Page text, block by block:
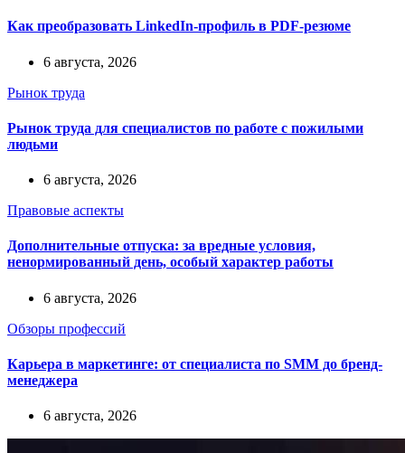
Как преобразовать LinkedIn-профиль в PDF-резюме
6 августа, 2026
Рынок труда
Рынок труда для специалистов по работе с пожилыми
людьми
6 августа, 2026
Правовые аспекты
Дополнительные отпуска: за вредные условия,
ненормированный день, особый характер работы
6 августа, 2026
Обзоры профессий
Карьера в маркетинге: от специалиста по SMM до бренд-
менеджера
6 августа, 2026